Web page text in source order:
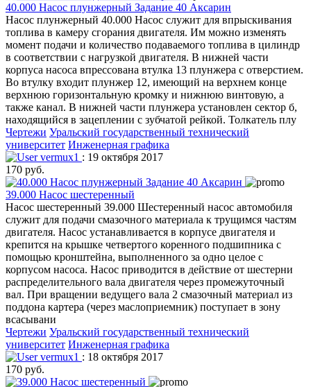
40.000 Насос плунжерный Задание 40 Аксарин
Насос плунжерный 40.000 Насос служит для впрыскивания
топлива в камеру сгорания двигателя. Им можно изменять
момент подачи и количество подаваемого топлива в цилиндр
в соответствии с нагрузкой двигателя. В нижней части
корпуса насоса впрессована втулка 13 плунжера с отверстием.
Во втулку входит плунжер 12, имеющий на верхнем конце
верхнюю горизонтальную кромку и нижнюю винтовую, а
также канал. В нижней части плунжера установлен сектор б,
находящийся в зацеплении с зубчатой рейкой. Толкатель плу
Чертежи Уральский государственный технический
университет Инженерная графика
vermux1 : 19 октября 2017
170 руб.
39.000 Насос шестеренный
Насос шестеренный 39.000 Шестеренный насос автомобиля
служит для подачи смазочного материала к трущимся частям
двигателя. Насос устанавливается в корпусе двигателя и
крепится на крышке четвертого коренного подшипника с
помощью кронштейна, выполненного за одно целое с
корпусом насоса. Насос приводится в действие от шестерни
распределительного вала двигателя через промежуточный
вал. При вращении ведущего вала 2 смазочный материал из
поддона картера (через маслоприемник) поступает в зону
всасывани
Чертежи Уральский государственный технический
университет Инженерная графика
vermux1 : 18 октября 2017
170 руб.